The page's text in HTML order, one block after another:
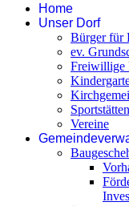
Home
Unser Dorf
Bürger für
ev.
Freiwillige
Sportstätten
Vereine